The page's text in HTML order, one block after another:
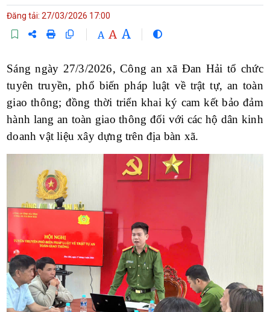
Đăng tải: 27/03/2026 17:00
A A A
Sáng ngày 27/3/2026, Công an xã Đan Hải tổ chức
tuyên truyền, phổ biến pháp luật về trật tự, an toàn
giao thông; đồng thời triển khai ký cam kết bảo đảm
hành lang an toàn giao thông đối với các hộ dân kinh
doanh vật liệu xây dựng trên địa bàn xã.